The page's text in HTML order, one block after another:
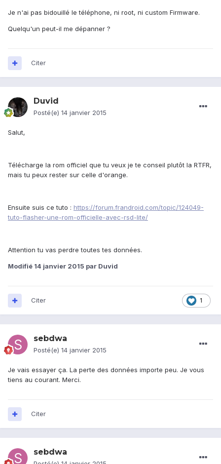
Je n'ai pas bidouillé le téléphone, ni root, ni custom Firmware.
Quelqu'un peut-il me dépanner ?
Citer
Duvid
Posté(e) 14 janvier 2015
Salut,
Télécharge la rom officiel que tu veux je te conseil plutôt la RTFR,
mais tu peux rester sur celle d'orange.
Ensuite suis ce tuto : https://forum.frandroid.com/topic/124049-
tuto-flasher-une-rom-officielle-avec-rsd-lite/
Attention tu vas perdre toutes tes données.
Modifié 14 janvier 2015 par Duvid
1
Citer
sebdwa
Posté(e) 14 janvier 2015
Je vais essayer ça. La perte des données importe peu. Je vous
tiens au courant. Merci.
Citer
sebdwa